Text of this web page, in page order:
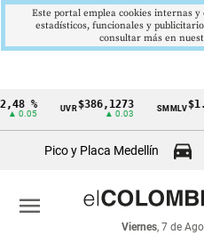
Cintillo
económicos
Colombia
%
0.05
UVR$386,1273
▲ 0.03
SMMLV
Pico y Placa Medellín
Viernes, 7 de
menu
Este portal emplea cookies internas
estadísticos, funcionales y
consultar más en